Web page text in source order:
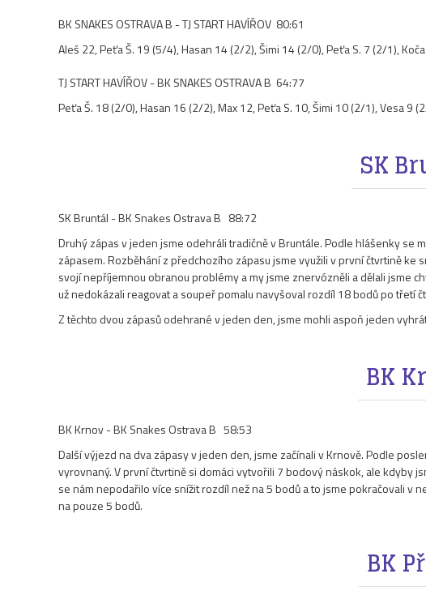
BK SNAKES OSTRAVA B - TJ START HAVÍŘOV 80:61
Aleš 22, Peťa Š. 19 (5/4), Hasan 14 (2/2), Šimi 14 (2/0), Peťa S. 7 (2/1),
TJ START HAVÍŘOV - BK SNAKES OSTRAVA B 64:77
Peťa Š. 18 (2/0), Hasan 16 (2/2), Max 12, Peťa S. 10, Šimi 10 (2/1), Vesa 9
SK
SK Bruntál - BK Snakes Ostrava B 88:72
Druhý zápas v jeden jsme odehráli tradičně v Bruntále. Podle hlášenky se
zápasem. Rozběhání z předchozího zápasu jsme využili v první čtvrtině
svojí nepříjemnou obranou problémy a my jsme znervózněli a dělali jsme
už nedokázali reagovat a soupeř pomalu navyšoval rozdíl 18 bodů po třetí
Z těchto dvou zápasů odehrané v jeden den, jsme mohli aspoň jeden
BK
BK Krnov - BK Snakes Ostrava B 58:53
Další výjezd na dva zápasy v jeden den, jsme začínali v Krnově. Podle
vyrovnaný. V první čtvrtině si domáci vytvořili 7 bodový náskok, ale kdyby
se nám nepodařilo více snížit rozdíl než na 5 bodů a to jsme pokračovali v
na pouze 5 bodů.
BK